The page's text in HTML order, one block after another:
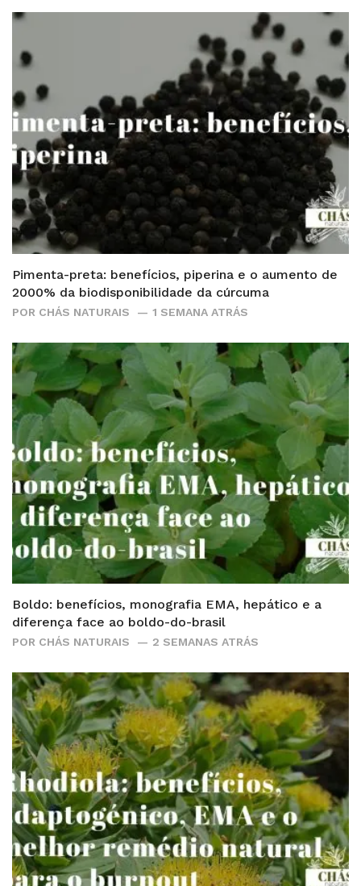
Pimenta-preta: benefícios, piperina e o aumento de
2000% da biodisponibilidade da cúrcuma
POR CHÁS NATURAIS 1 SEMANA ATRÁS
Boldo: benefícios, monografia EMA, hepático e a
diferença face ao boldo-do-brasil
POR CHÁS NATURAIS 2 SEMANAS ATRÁS